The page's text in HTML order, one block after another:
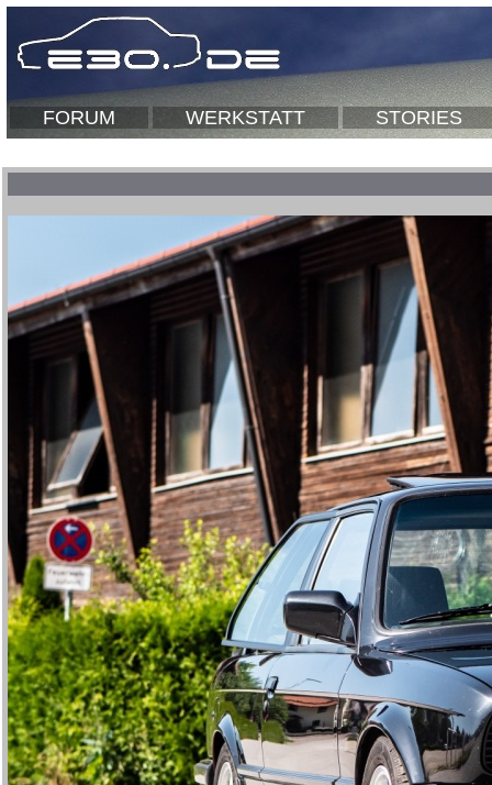
FORUM WERKSTATT STORIES